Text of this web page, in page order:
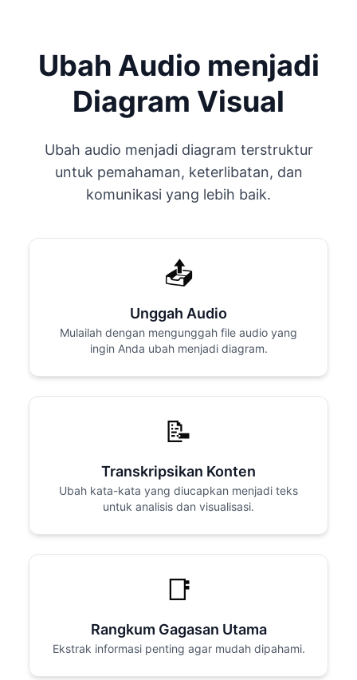
Ubah Audio menjadi
Diagram Visual
Ubah audio menjadi diagram terstruktur
untuk pemahaman, keterlibatan, dan
komunikasi yang lebih baik.
📤
Unggah Audio
Mulailah dengan mengunggah file audio yang
ingin Anda ubah menjadi diagram.
📝
Transkripsikan Konten
Ubah kata-kata yang diucapkan menjadi teks
untuk analisis dan visualisasi.
📑
Rangkum Gagasan Utama
Ekstrak informasi penting agar mudah dipahami.